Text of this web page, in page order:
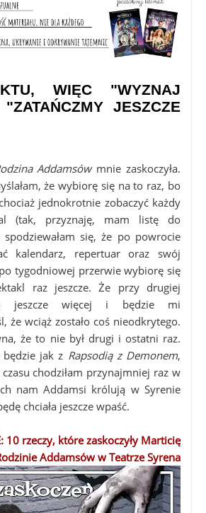
WIĘC "WYZNAJ
JESZCZE
Addamsówmnie zaskoczyła.
że wybiorę się na to raz, bo
jednokrotnie zobaczyć każdy
(tak, przyznaję, mam listę do
się, że po powrocie
kalendarz, repertuar oraz swój
tygodniowej przerwie wybiorę się
raz jeszcze. Że przy drugiej
jeszcze więcej i będzie mi
że wciąż zostało coś nieodkrytego.
że to nie był drugi i ostatni raz.
jak z Rapsodią z Demonem,
chodziłam przynajmniej raz w
nam Addamsi królują w Syrenie
chciała jeszcze wpaść.
10 rzeczy, które zaskoczyły Marticię
Addamsów w Teatrze Syrena